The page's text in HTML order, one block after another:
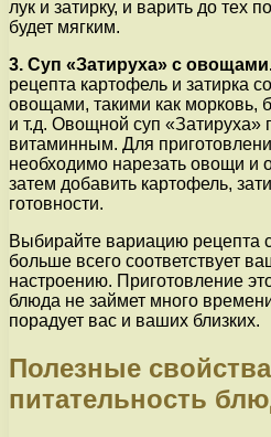
лук и затирку, и варить до тех
будет мягким.
3. Суп «Затируха» с
рецепта картофель и затирка
овощами, такими как морковь,
и т.д. Овощной суп «Затируха»
витаминным. Для
необходимо нарезать овощи и
затем добавить картофель,
готовности.
Выбирайте вариацию рецепта
больше всего соответствует
настроению. Приготовление
блюда не займет много
порадует вас и ваших близких.
Полезные
питательность